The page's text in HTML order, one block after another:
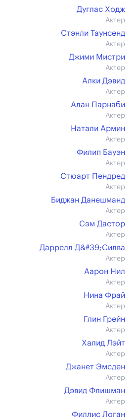
Дуглас Ходж
Актер
Стэнли Таунсенд
Актер
Джими Мистри
Актер
Алки Дэвид
Актер
Алан Парнаби
Актер
Натали Армин
Актер
Филип Бауэн
Актер
Стюарт Пендред
Актер
Биджан Данешманд
Актер
Сэм Дастор
Актер
Даррелл Д&#39;Силва
Актер
Аарон Нил
Актер
Нина Фрай
Актер
Глин Грейн
Актер
Халид Лэйт
Актер
Джанет Эмсден
Актер
Дэвид Флишман
Актер
Филлис Логан